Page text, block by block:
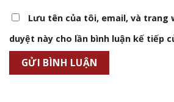
Lưu tên của tôi, email, và trang
duyệt này cho lần bình luận kế tiếp